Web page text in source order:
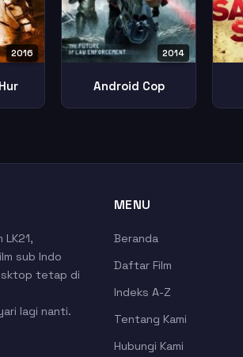
2016 2014
Android Cop
sub Indo
tetap di
lagi nanti.
MENU
Beranda
Daftar Film
Indeks A-Z
Tentang Kami
Hubungi Kami